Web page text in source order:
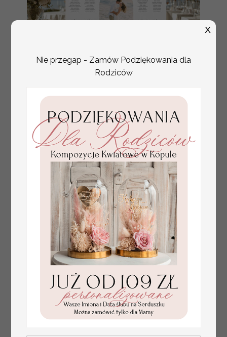
plan stołów
weselnych
usadzenie gości na
weselu, tablica
informacyjna dla
gości weselnych,
plan stołów na
weselu ze zdjęciem
Pary Młodej, plan
usadzenia gości
100 PLN/125.00 PLN
Nie przegap - Zamów Podziękowania dla
Rodziców
X